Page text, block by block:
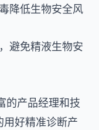
降低生物安全风
避免精液生物安
的产品经理和技
好精准诊断产